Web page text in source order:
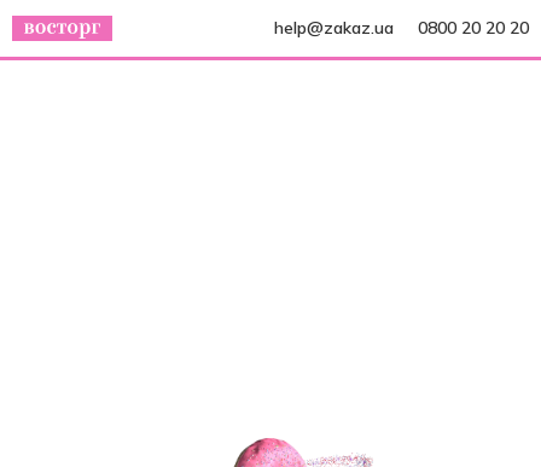
help@zakaz.ua 0800 20 20 20